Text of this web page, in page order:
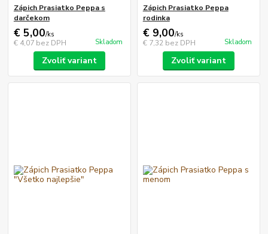
Zápich Prasiatko Peppa s
darčekom
€ 5,00/ks
€ 4,07 bez DPH Skladom
Zvoliť variant
Zápich Prasiatko Peppa
rodinka
€ 9,00/ks
€ 7,32 bez DPH Skladom
Zvoliť variant